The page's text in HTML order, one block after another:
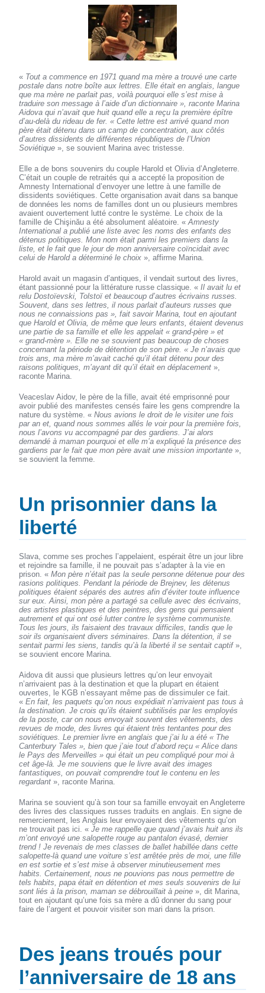
« Tout a commence en 1971 quand ma mère a trouvé une carte
postale dans notre boîte aux lettres. Elle était en anglais, langue
que ma mère ne parlait pas, voilà pourquoi elle s’est mise à
traduire son message à l’aide d’un dictionnaire », raconte Marina
Aidova qui n’avait que huit quand elle a reçu la première épître
d’au-delà du rideau de fer. « Cette lettre est arrivé quand mon
père était détenu dans un camp de concentration, aux côtés
d’autres dissidents de différentes républiques de l’Union
Soviétique », se souvient Marina avec tristesse.
Elle a de bons souvenirs du couple Harold et Olivia d’Angleterre.
C’était un couple de retraités qui a accepté la proposition de
Amnesty International d’envoyer une lettre à une famille de
dissidents soviétiques. Cette organisation avait dans sa banque
de données les noms de familles dont un ou plusieurs membres
avaient ouvertement lutté contre le système. Le choix de la
famille de Chişinău a été absolument aléatoire. «Amnesty
International a publié une liste avec les noms des enfants des
détenus politiques. Mon nom était parmi les premiers dans la
liste, et le fait que le jour de mon anniversaire coïncidait avec
celui de Harold a déterminé le choix », affirme Marina.
Harold avait un magasin d’antiques, il vendait surtout des livres,
étant passionné pour la littérature russe classique. «Il avait lu et
relu Dostoïevski, Tolstoï et beaucoup d’autres écrivains russes.
Souvent, dans ses lettres, il nous parlait d’auteurs russes que
nous ne connaissions pas », fait savoir Marina, tout en ajoutant
que Harold et Olivia, de même que leurs enfants, étaient devenus
une partie de sa famille et elle les appelait « grand-père » et
« grand-mère ». Elle ne se souvient pas beaucoup de choses
concernant la période de détention de son père. « Je n’avais que
trois ans, ma mère m’avait caché qu’il était détenu pour des
raisons politiques, m’ayant dit qu’il était en déplacement »,
raconte Marina.
Veaceslav Aidov, le père de la fille, avait été emprisonné pour
avoir publié des manifestes censés faire les gens comprendre la
nature du système. «Nous avions le droit de le visiter une fois
par an et, quand nous sommes allés le voir pour la première fois,
nous l’avons vu accompagné par des gardiens. J’ai alors
demandé à maman pourquoi et elle m’a expliqué la présence des
gardiens par le fait que mon père avait une mission importante »,
se souvient la femme.
Un prisonnier dans la
liberté
Slava, comme ses proches l’appelaient, espérait être un jour libre
et rejoindre sa famille, il ne pouvait pas s’adapter à la vie en
prison. «Mon père n’était pas la seule personne détenue pour des
rasions politiques. Pendant la période de Brejnev, les détenus
politiques étaient séparés des autres afin d’éviter toute influence
sur eux. Ainsi, mon père a partagé sa cellule avec des écrivains,
des artistes plastiques et des peintres, des gens qui pensaient
autrement et qui ont osé lutter contre le système communiste.
Tous les jours, ils faisaient des travaux difficiles, tandis que le
soir ils organisaient divers séminaires. Dans la détention, il se
sentait parmi les siens, tandis qu’à la liberté il se sentait captif»,
se souvient encore Marina.
Aidova dit aussi que plusieurs lettres qu’on leur envoyait
n’arrivaient pas à la destination et que la plupart en étaient
ouvertes, le KGB n’essayant même pas de dissimuler ce fait.
«En fait, les paquets qu’on nous expédiait n’arrivaient pas tous à
la destination. Je crois qu’ils étaient subtilisés par les employés
de la poste, car on nous envoyait souvent des vêtements, des
revues de mode, des livres qui étaient très tentantes pour des
soviétiques. Le premier livre en anglais que j’ai lu a été « The
Canterbury Tales », bien que j’aie tout d’abord reçu « Alice dans
le Pays des Merveilles » qui était un peu compliqué pour moi à
cet âge-là. Je me souviens que le livre avait des images
fantastiques, on pouvait comprendre tout le contenu en les
regardant », raconte Marina.
Marina se souvient qu’à son tour sa famille envoyait en Angleterre
des livres des classiques russes traduits en anglais. En signe de
remerciement, les Anglais leur envoyaient des vêtements qu’on
ne trouvait pas ici. «Je me rappelle que quand j’avais huit ans ils
m’ont envoyé une salopette rouge au pantalon évasé, dernier
trend ! Je revenais de mes classes de ballet habillée dans cette
salopette-là quand une voiture s’est arrêtée près de moi, une fille
en est sortie et s’est mise à observer minutieusement mes
habits. Certainement, nous ne pouvions pas nous permettre de
tels habits, papa était en détention et mes seuls souvenirs de lui
sont liés à la prison, maman se débrouillait à peine », dit Marina,
tout en ajoutant qu’une fois sa mère a dû donner du sang pour
faire de l’argent et pouvoir visiter son mari dans la prison.
Des jeans troués pour
l’anniversaire de 18 ans